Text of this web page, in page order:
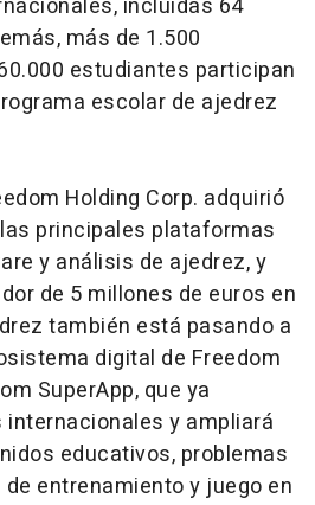
incluidas 64
más de 1.500
estudiantes participan
escolar de ajedrez
Holding Corp. adquirió
principales plataformas
y análisis de ajedrez, y
de 5 millones de euros en
también está pasando a
digital de Freedom
SuperApp, que ya
y ampliará
educativos, problemas
entrenamiento y juego en